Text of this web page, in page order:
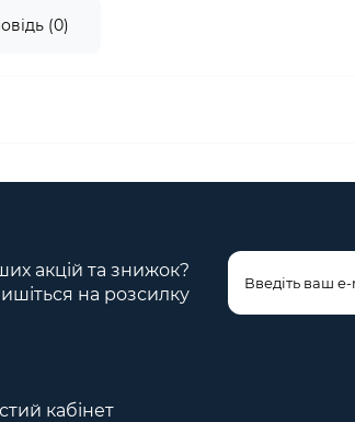
(0)
акцій та знижок?
на розсилку
кабінет